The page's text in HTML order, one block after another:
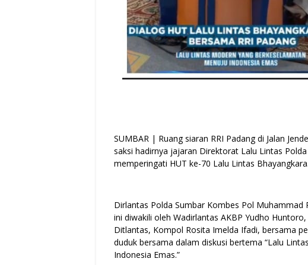
SUMBAR | Ruang siaran RRI Padang di Jalan
saksi hadirnya jajaran Direktorat Lalu Lintas
memperingati HUT ke-70 Lalu Lintas Bhayangkara.
Dirlantas Polda Sumbar Kombes Pol Muhammad
ini diwakili oleh Wadirlantas AKBP Yudho
Ditlantas, Kompol Rosita Imelda Ifadi, bersama
duduk bersama dalam diskusi bertema “Lalu
Indonesia Emas.”